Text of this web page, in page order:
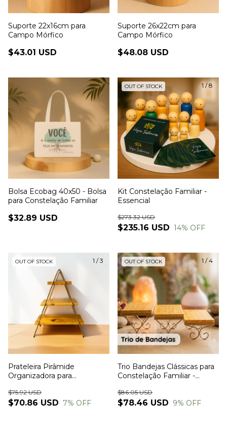
Suporte 22x16cm para
Campo Mórfico
$43.01 USD
Suporte 26x22cm para
Campo Mórfico
$48.08 USD
Bolsa Ecobag 40x50 - Bolsa
para Constelação Familiar
$32.89 USD
1/8
OUT OF STOCK
Kit Constelação Familiar -
Essencial
$235.16 USD
$273.32 USD
14% OFF
1 /3
OUT OF STOCK
Prateleira Pirâmide
Organizadora para
Madeira e Ferro 47x35x14
$70.86 USD
$75.92 USD
7% OFF
1 /4
OUT OF STOCK
Trio Bandejas Clássicas para
Constelação Familiar -
$78.46 USD
$86.05 USD
9% OFF